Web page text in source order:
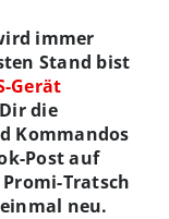
immer
Stand bist
Gerät
die
Kommandos
Post auf
Tratsch
neu.